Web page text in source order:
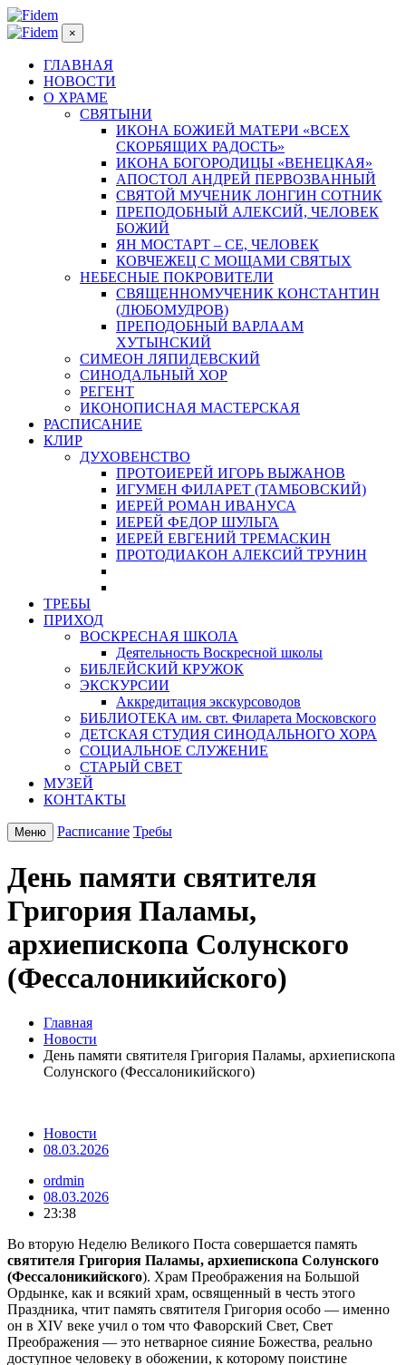
×
ГЛАВНАЯ
НОВОСТИ
О ХРАМЕ
СВЯТЫНИ
ИКОНА БОЖИЕЙ МАТЕРИ «ВСЕХ
СКОРБЯЩИХ РАДОСТЬ»
ИКОНА БОГОРОДИЦЫ «ВЕНЕЦКАЯ»
АПОСТОЛ АНДРЕЙ ПЕРВОЗВАННЫЙ
СВЯТОЙ МУЧЕНИК ЛОНГИН СОТНИК
ПРЕПОДОБНЫЙ АЛЕКСИЙ, ЧЕЛОВЕК
БОЖИЙ
ЯН МОСТАРТ – СЕ, ЧЕЛОВЕК
КОВЧЕЖЕЦ С МОЩАМИ СВЯТЫХ
НЕБЕСНЫЕ ПОКРОВИТЕЛИ
СВЯЩЕННОМУЧЕНИК КОНСТАНТИН
(ЛЮБОМУДРОВ)
ПРЕПОДОБНЫЙ ВАРЛААМ
ХУТЫНСКИЙ
СИМЕОН ЛЯПИДЕВСКИЙ
СИНОДАЛЬНЫЙ ХОР
РЕГЕНТ
ИКОНОПИСНАЯ МАСТЕРСКАЯ
РАСПИСАНИЕ
КЛИР
ДУХОВЕНСТВО
ПРОТОИЕРЕЙ ИГОРЬ ВЫЖАНОВ
ИГУМЕН ФИЛАРЕТ (ТАМБОВСКИЙ)
ИЕРЕЙ РОМАН ИВАНУСА
ИЕРЕЙ ФЕДОР ШУЛЬГА
ИЕРЕЙ ЕВГЕНИЙ ТРЕМАСКИН
ПРОТОДИАКОН АЛЕКСИЙ ТРУНИН
ТРЕБЫ
ПРИХОД
ВОСКРЕСНАЯ ШКОЛА
Деятельность Воскресной школы
БИБЛЕЙСКИЙ КРУЖОК
ЭКСКУРСИИ
Аккредитация экскурсоводов
БИБЛИОТЕКА им. свт. Филарета Московского
ДЕТСКАЯ СТУДИЯ СИНОДАЛЬНОГО ХОРА
СОЦИАЛЬНОЕ СЛУЖЕНИЕ
СТАРЫЙ СВЕТ
МУЗЕЙ
КОНТАКТЫ
Меню Расписание Требы
День памяти святителя
Григория Паламы,
архиепископа Солунского
(Фессалоникийского)
Главная
Новости
День памяти святителя Григория Паламы, архиепископа
Солунского (Фессалоникийского)
Новости
08.03.2026
ordmin
08.03.2026
23:38
Во вторую Неделю Великого Поста совершается память
святителя Григория Паламы, архиепископа Солунского
(Фессалоникийского). Храм Преображения на Большой
Ордынке, как и всякий храм, освященный в честь этого
Праздника, чтит память святителя Григория особо — именно
он в XIV веке учил о том что Фаворский Свет, Свет
Преображения — это нетварное сияние Божества, реально
доступное человеку в обожении, к которому поистине